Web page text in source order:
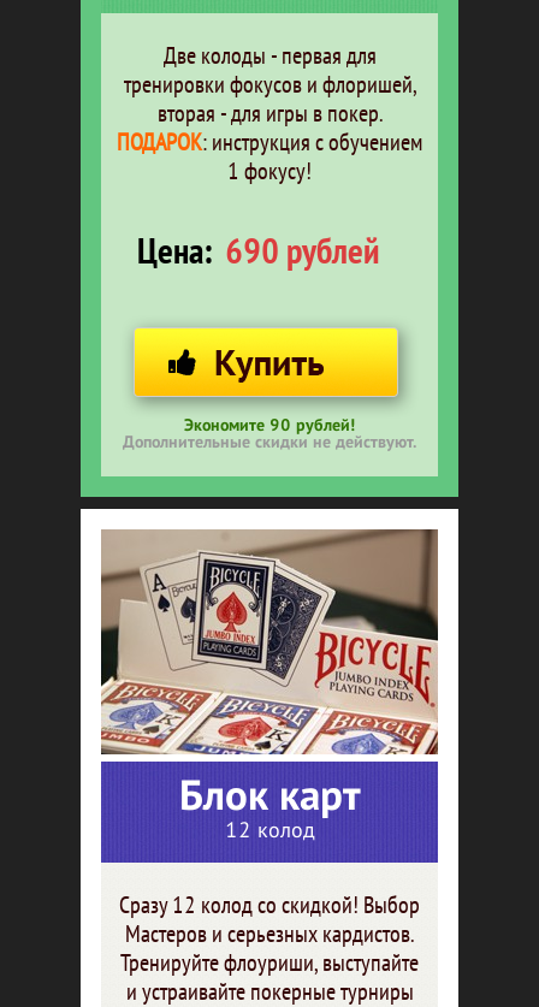
Две колоды - первая для
тренировки фокусов и флоришей,
вторая - для игры в покер.
ПОДАРОК: инструкция с обучением
1 фокусу!
Цена: 690 рублей
Экономите 90 рублей!
Дополнительные скидки не действуют.
Блок карт
12 колод
Сразу 12 колод со скидкой! Выбор
Мастеров и серьезных кардистов.
Тренируйте флоуриши, выступайте
и устраивайте покерные турниры